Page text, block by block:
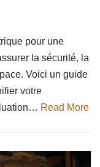
pour une
la sécurité, la
Voici un guide
votre
Read More